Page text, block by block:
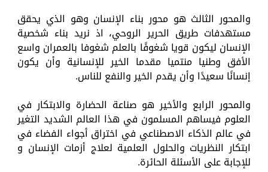
والمحور الثالث هو محور بناء الإنسان وهو الذي يحقق
مستهدفات طريق الحرير الروحي، اذ نريد بناء شخصية
الإنسان ليكون قويا شغوفًا بالعلم شغوفا بالعمران واسع
الأفق وطنيا منتميا مقدما الخير للإنسانية وأن يكون
إنسانًا سعيدًا وأن يقدم الخير والنفع للناس.
والمحور الرابع والأخير هو صناعة الحضارة والابتكار في
العلوم فيساهم المسلمون في هذا العالم الشديد التغير
في عالم الذكاء الاصطناعي في اختراق أجواء الفضاء في
ابتكار النظريات والحلول العلمية لعلاج أزمات الإنسان و
للإجابة على الأسئلة الحائرة.